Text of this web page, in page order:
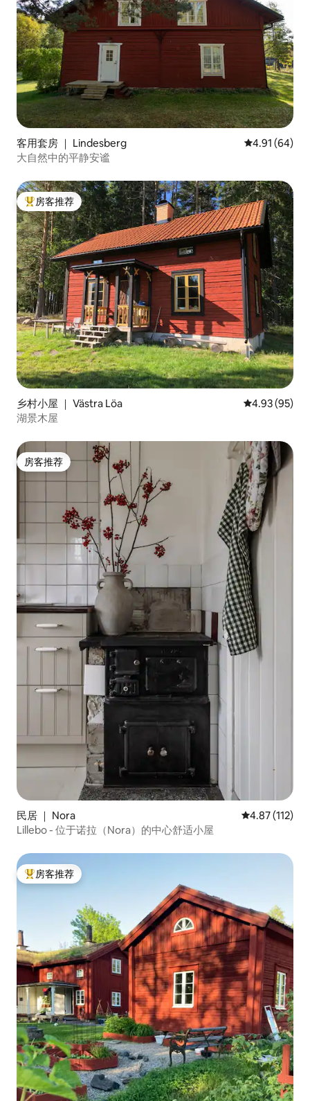
客用套房 ｜ Lindesberg 平均评分
4.91 (64)
大自然中的平静安谧
热门「房客推荐」
房客推荐
乡村小屋 ｜ Västra Löa 平均评分
4.93 (95)
湖景木屋
房客推荐
房客推荐
民居 ｜ Nora 平均评分 4.87
4.87 (112)
Lillebo - 位于诺拉（Nora）的中心舒适小屋
热门「房客推荐」
房客推荐